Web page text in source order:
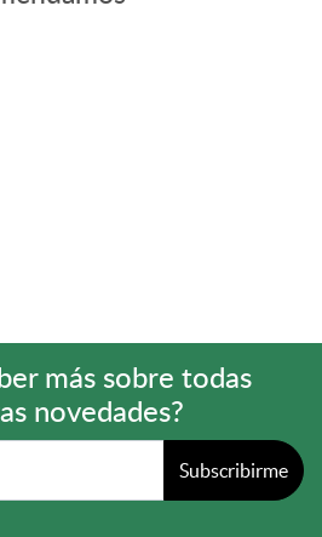
más sobre todas
novedades?
Subscribirme